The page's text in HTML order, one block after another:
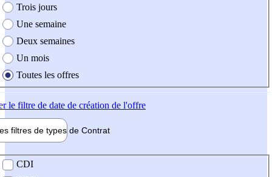
Trois jours
Une semaine
Deux semaines
Un mois
Toutes les offres
le filtre de date de création de l'offre
filtres de types de Contrat
contrat
CDI